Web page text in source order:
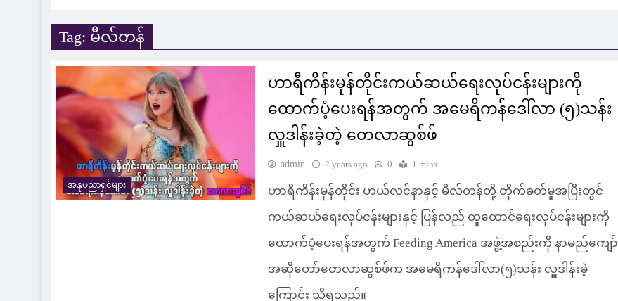
Tag: မီလ်တန်
အနုပညာရှင်များ
ဟာရီကိန်းမုန်တိုင်းကယ်ဆယ်ရေးလုပ်ငန်းများကို
ထောက်ပံ့ပေးရန်အတွက် အမေရိကန်ဒေါ်လာ (၅)သန်း
လှူဒါန်းခဲ့တဲ့ တေလာဆွစ်ဖ်
admin 2 years ago 0 1 mins
ဟာရီကိန်းမုန်တိုင်း ဟယ်လင်နာနှင့် မီလ်တန်တို့ တိုက်ခတ်မှုအပြီးတွင်
ကယ်ဆယ်ရေးလုပ်ငန်းများနှင့် ပြန်လည် ထူထောင်ရေးလုပ်ငန်းများကို
ထောက်ပံ့ပေးရန်အတွက် Feeding America အဖွဲ့အစည်းကို နာမည်ကျော်
အဆိုတော်တေလာဆွစ်ဖ်က အမေရိကန်ဒေါ်လာ(၅)သန်း လှူဒါန်းခဲ့
ကြောင်း သိရသည်။